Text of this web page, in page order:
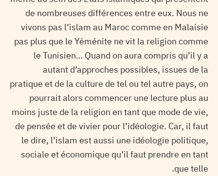
de nombreuses différences entre eux. Nous ne
vivons pas l’islam au Maroc comme en Malaisie
pas plus que le Yéménite ne vit la religion comme
le Tunisien… Quand on aura compris qu’il y a
autant d’approches possibles, issues de la
pratique et de la culture de tel ou tel autre pays, on
pourrait alors commencer une lecture plus au
moins juste de la religion en tant que mode de vie,
de pensée et de vivier pour l’idéologie. Car, il faut
le dire, l’islam est aussi une idéologie politique,
sociale et économique qu’il faut prendre en tant
que telle.